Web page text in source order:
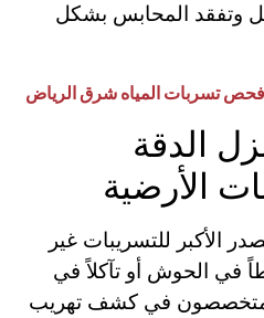
وتفقد المحابس بشكل
تسربات المياه شرق الرياض
الدقة
الأرضية
الأكبر للتسريبات غير
في الحوش أو تآكلاً في
متخصصون في كشف تهريب